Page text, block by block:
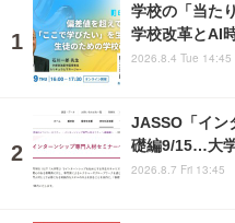
学校の「当た
学校改革とAI
2026.8.4 Tue 14:45
JASSO「イン
礎編9/15…大
2026.8.7 Fri 13:45